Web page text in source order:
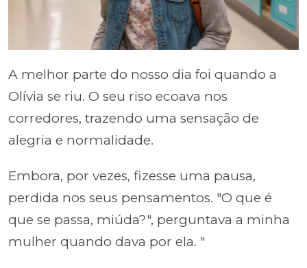
A melhor parte do nosso dia foi quando a
Olívia se riu. O seu riso ecoava nos
corredores, trazendo uma sensação de
alegria e normalidade.
Embora, por vezes, fizesse uma pausa,
perdida nos seus pensamentos. "O que é
que se passa, miúda?", perguntava a minha
mulher quando dava por ela. "